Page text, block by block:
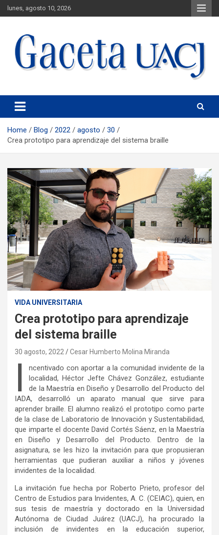
lunes, agosto 10, 2026
Gaceta UACJ
Home Blog 2022 agosto
30
Crea prototipo para aprendizaje del sistema braille
VIDA UNIVERSITARIA
Crea prototipo para aprendizaje
del sistema braille
30 agosto, 2022 Cesar Humberto Molina Miranda
I
ncentivado con aportar a la comunidad invidente de la
localidad, Héctor Jefte Chávez González, estudiante
de la Maestría en Diseño y Desarrollo del Producto del
IADA, desarrolló un aparato manual que sirve para
aprender braille. El alumno realizó el prototipo como parte
de la clase de Laboratorio de Innovación y Sustentabilidad,
que imparte el docente David Cortés Sáenz, en la Maestría
en Diseño y Desarrollo del Producto. Dentro de la
asignatura, se les hizo la invitación para que propusieran
herramientas que pudieran auxiliar a niños y jóvenes
invidentes de la localidad.
La invitación fue hecha por Roberto Prieto, profesor del
Centro de Estudios para Invidentes, A. C. (CEIAC), quien, en
sus tesis de maestría y doctorado en la Universidad
Autónoma de Ciudad Juárez (UACJ), ha procurado la
inclusión de invidentes en la educación superior,